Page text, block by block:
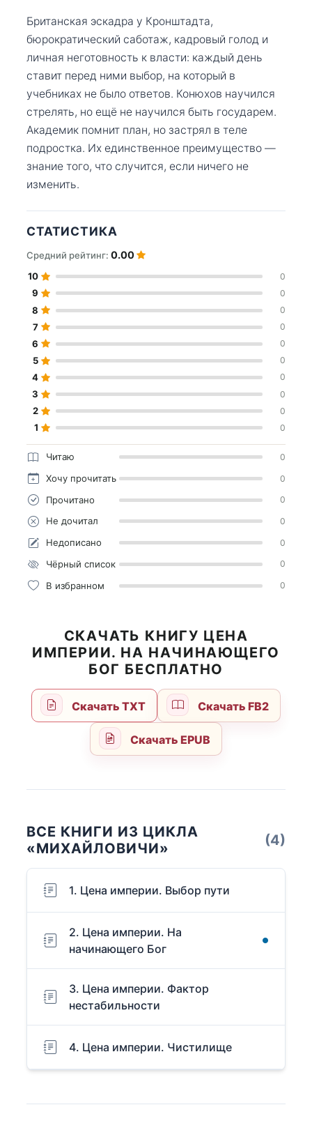
Британская эскадра у Кронштадта,
бюрократический саботаж, кадровый голод и
личная неготовность к власти: каждый день
ставит перед ними выбор, на который в
учебниках не было ответов. Конюхов научился
стрелять, но ещё не научился быть государем.
Академик помнит план, но застрял в теле
подростка. Их единственное преимущество —
знание того, что случится, если ничего не
изменить.
СТАТИСТИКА
Средний рейтинг: 0.00
10 0
9 0
8 0
7 0
6 0
5 0
4 0
3 0
2 0
1 0
Читаю 0
Хочу прочитать 0
Прочитано 0
Не дочитал 0
Недописано 0
Чёрный список 0
В избранном 0
СКАЧАТЬ КНИГУ ЦЕНА
ИМПЕРИИ. НА НАЧИНАЮЩЕГО
БОГ БЕСПЛАТНО
Скачать TXT Скачать FB2
Скачать EPUB
ВСЕ КНИГИ ИЗ ЦИКЛА
«МИХАЙЛОВИЧИ»
(4)
1. Цена империи. Выбор пути
2. Цена империи. На
начинающего Бог
3. Цена империи. Фактор
нестабильности
4. Цена империи. Чистилище